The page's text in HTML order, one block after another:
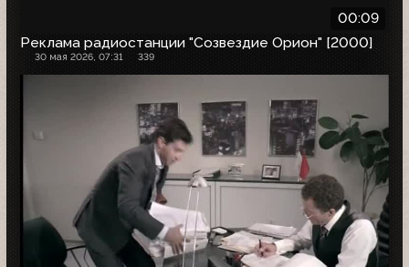
00:09
Реклама радиостанции "Созвездие Орион" [2000]
30 мая 2026, 07:31 339